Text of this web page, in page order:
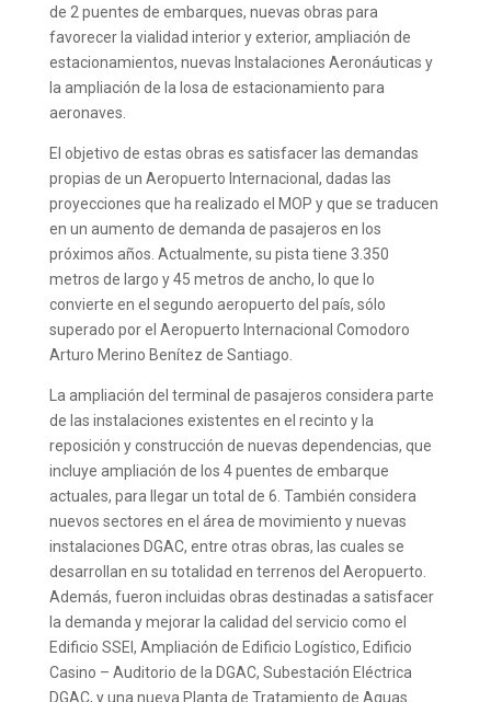
de 2 puentes de embarques, nuevas obras para
favorecer la vialidad interior y exterior, ampliación de
estacionamientos, nuevas Instalaciones Aeronáuticas y
la ampliación de la losa de estacionamiento para
aeronaves.
El objetivo de estas obras es satisfacer las demandas
propias de un Aeropuerto Internacional, dadas las
proyecciones que ha realizado el MOP y que se traducen
en un aumento de demanda de pasajeros en los
próximos años. Actualmente, su pista tiene 3.350
metros de largo y 45 metros de ancho, lo que lo
convierte en el segundo aeropuerto del país, sólo
superado por el Aeropuerto Internacional Comodoro
Arturo Merino Benítez de Santiago.
La ampliación del terminal de pasajeros considera parte
de las instalaciones existentes en el recinto y la
reposición y construcción de nuevas dependencias, que
incluye ampliación de los 4 puentes de embarque
actuales, para llegar un total de 6. También considera
nuevos sectores en el área de movimiento y nuevas
instalaciones DGAC, entre otras obras, las cuales se
desarrollan en su totalidad en terrenos del Aeropuerto.
Además, fueron incluidas obras destinadas a satisfacer
la demanda y mejorar la calidad del servicio como el
Edificio SSEI, Ampliación de Edificio Logístico, Edificio
Casino – Auditorio de la DGAC, Subestación Eléctrica
DGAC, y una nueva Planta de Tratamiento de Aguas